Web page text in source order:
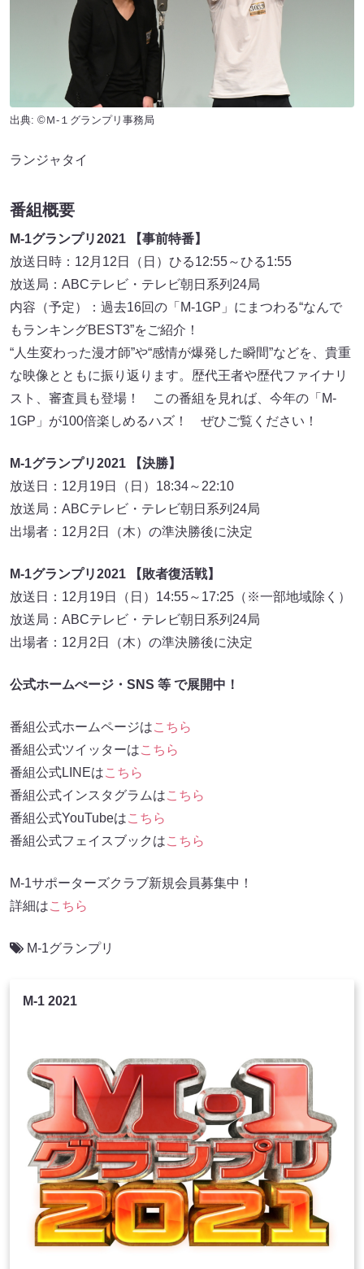
出典: ©Ｍ-１グランプリ事務局
ランジャタイ
番組概要
M-1グランプリ2021 【事前特番】
放送日時：12月12日（日）ひる12:55～ひる1:55
放送局：ABCテレビ・テレビ朝日系列24局
内容（予定）：過去16回の「M-1GP」にまつわる“なんで
もランキングBEST3”をご紹介！
“人生変わった漫才師”や“感情が爆発した瞬間”などを、貴重
な映像とともに振り返ります。歴代王者や歴代ファイナリ
スト、審査員も登場！ この番組を見れば、今年の「M-
1GP」が100倍楽しめるハズ！ ぜひご覧ください！
M-1グランプリ2021 【決勝】
放送日：12月19日（日）18:34～22:10
放送局：ABCテレビ・テレビ朝日系列24局
出場者：12月2日（木）の準決勝後に決定
M-1グランプリ2021 【敗者復活戦】
放送日：12月19日（日）14:55～17:25（※一部地域除く）
放送局：ABCテレビ・テレビ朝日系列24局
出場者：12月2日（木）の準決勝後に決定
公式ホームぺージ・SNS 等 で展開中！
番組公式ホームページはこちら
番組公式ツイッターはこちら
番組公式LINEはこちら
番組公式インスタグラムはこちら
番組公式YouTubeはこちら
番組公式フェイスブックはこちら
M-1サポーターズクラブ新規会員募集中！
詳細はこちら
M-1グランプリ
M-1 2021